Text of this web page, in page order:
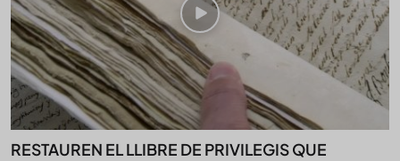
RESTAUREN EL LLIBRE DE PRIVILEGIS QUE